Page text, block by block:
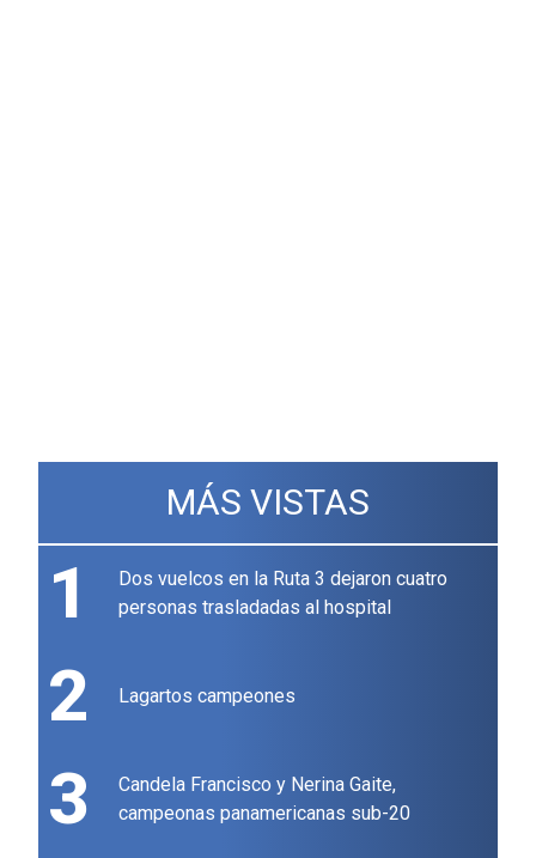
MÁS VISTAS
1
Dos vuelcos en la Ruta 3 dejaron cuatro
personas trasladadas al hospital
2 Lagartos campeones
3
Candela Francisco y Nerina Gaite,
campeonas panamericanas sub-20